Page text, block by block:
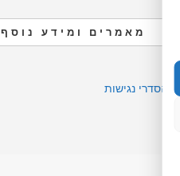
מאמרים ומידע נוסף
הסדרי נגישות